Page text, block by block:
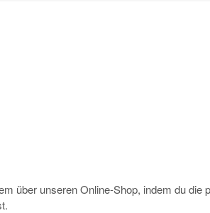
über unseren Online-Shop, indem du die